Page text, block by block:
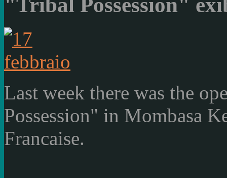
Last week there was the
Possession" in Mombasa
Francaise.